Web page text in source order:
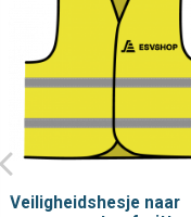
Veiligheidshesje naar